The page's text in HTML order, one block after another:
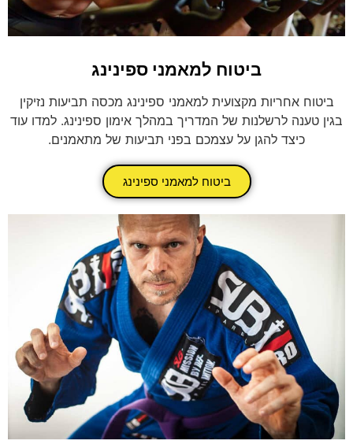
ביטוח למאמני ספינינג
ביטוח אחריות מקצועית למאמני ספינינג מכסה תביעות נזיקין
בגין טענה לרשלנות של המדריך במהלך אימון ספינינג. למדו עוד
כיצד להגן על עצמכם בפני תביעות של מתאמנים.
ביטוח למאמני ספינינג